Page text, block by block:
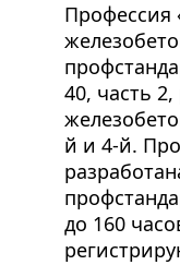
Профессия
40, часть
й и 4-й.
до 160